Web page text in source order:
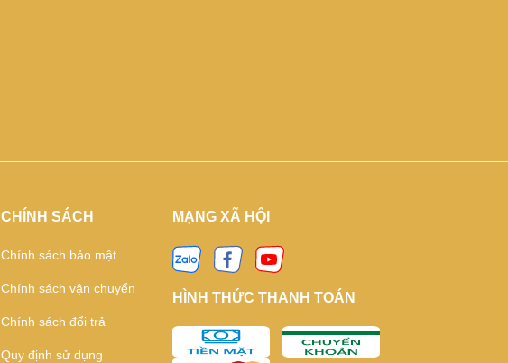
CHÍNH SÁCH
Chính sách bảo mật
Chính sách vận chuyển
Chính sách đổi trả
Quy định sử dụng
MẠNG XÃ HỘI
HÌNH THỨC THANH TOÁN